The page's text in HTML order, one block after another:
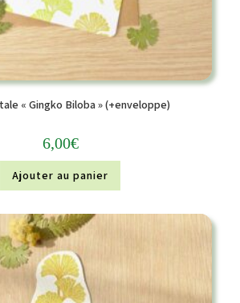
« Gingko Biloba » (+enveloppe)
6,00€
Ajouter au panier